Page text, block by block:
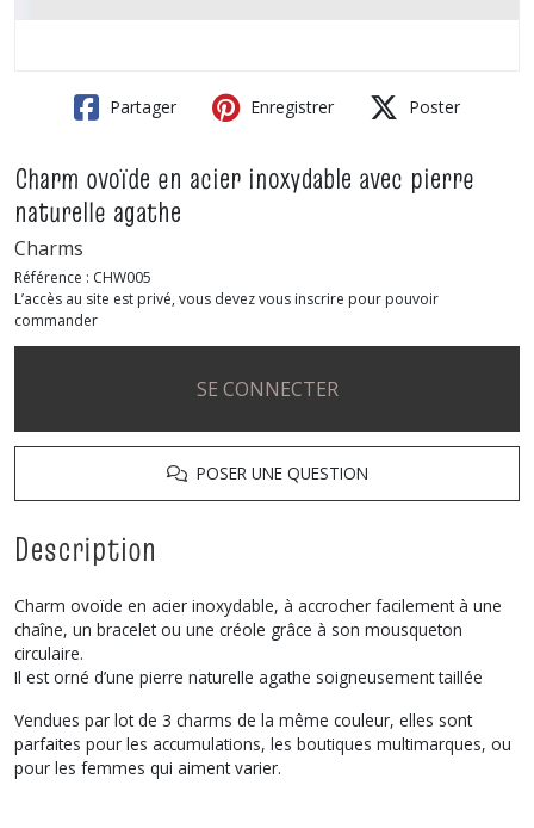
Partager Enregistrer Poster
Charm ovoïde en acier inoxydable avec pierre
naturelle agathe
Charms
Référence : CHW005
L’accès au site est privé, vous devez vous inscrire pour pouvoir
commander
SE CONNECTER
POSER UNE QUESTION
Description
Charm ovoïde en acier inoxydable, à accrocher facilement à une
chaîne, un bracelet ou une créole grâce à son mousqueton
circulaire.
Il est orné d’une pierre naturelle agathe soigneusement taillée
Vendues par lot de 3 charms de la même couleur, elles sont
parfaites pour les accumulations, les boutiques multimarques, ou
pour les femmes qui aiment varier.